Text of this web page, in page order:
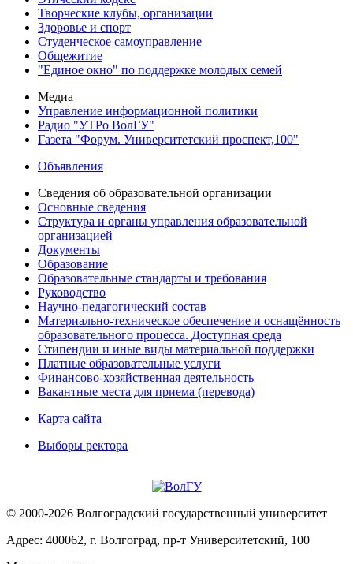
Творческие клубы, организации
Здоровье и спорт
Студенческое самоуправление
Общежитие
"Единое окно" по поддержке молодых семей
Медиа
Управление информационной политики
Радио "УТРо ВолГУ"
Газета "Форум. Университетский проспект,100"
Объявления
Сведения об образовательной организации
Основные сведения
Структура и органы управления образовательной
организацией
Документы
Образование
Образовательные стандарты и требования
Руководство
Научно-педагогический состав
Материально-техническое обеспечение и оснащённость
образовательного процесса. Доступная среда
Стипендии и иные виды материальной поддержки
Платные образовательные услуги
Финансово-хозяйственная деятельность
Вакантные места для приема (перевода)
Карта сайта
Выборы ректора
© 2000-2026 Волгоградский государственный университет
Адрес: 400062, г. Волгоград, пр-т Университетский, 100